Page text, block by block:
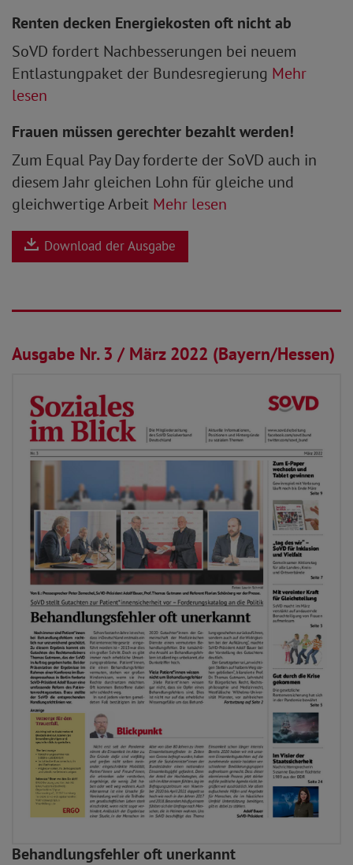
Renten decken Energiekosten oft nicht ab
SoVD fordert Nachbesserungen bei neuem
Entlastungpaket der Bundesregierung Mehr
lesen
Frauen müssen gerechter bezahlt werden!
Zum Equal Pay Day forderte der SoVD auch in
diesem Jahr gleichen Lohn für gleiche und
gleichwertige Arbeit Mehr lesen
Download der Ausgabe
28.02.2022
Ausgabe Nr. 3 / März 2022 (Bayern/Hessen)
Behandlungsfehler oft unerkannt